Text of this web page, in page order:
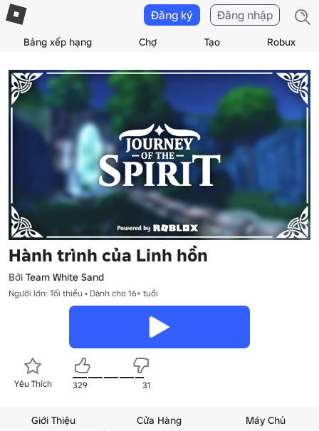
Bảng xếp hạng Chợ Tạo Robux
Đăng ký Đăng nhập
Hành trình của Linh hồn
Bởi Team White Sand
Người lớn: Tối thiểu • Dành cho 16+ tuổi
Yêu Thích 329 31
Giới Thiệu Cửa Hàng Máy Chủ